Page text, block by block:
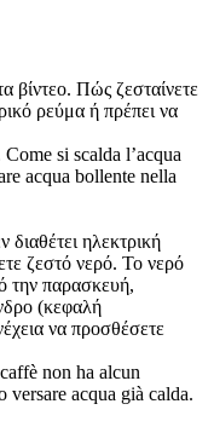
βίντεο. Πώς ζεσταίνετε
ρεύμα ή πρέπει να
si scalda l’acqua
acqua bollente nella
ηλεκτρική
ζεστό νερό. Το νερό
την παρασκευή,
(κεφαλή
να προσθέσετε
non ha alcun
versare acqua già calda.